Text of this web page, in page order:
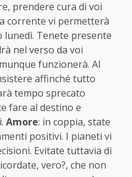
prendere cura di voi
corrente vi permetterà
Tenete presente
nel verso da voi
funzionerà. Al
affinché tutto
tempo sprecato
fare al destino e
Amore: in coppia, state
positivi. I pianeti vi
Evitate tuttavia di
vero?, che non